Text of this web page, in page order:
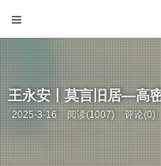
王永安丨莫言旧居—高
2025-3-16 阅读(1007) 评论(0)